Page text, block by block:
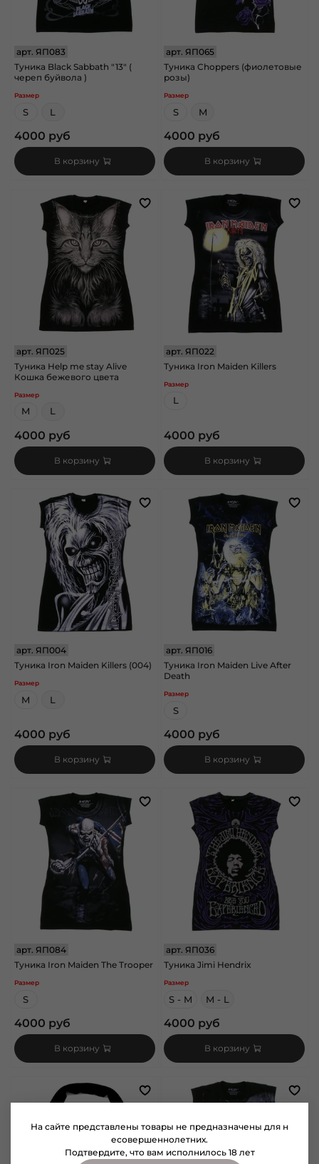
арт. ЯП083
Туника Black Sabbath "13" (
череп буйвола )
Размер
S L
4000 руб
В корзину
арт.ЯП065
Туника Choppers (фиолетовые
розы)
Размер
S M
4000 руб
В корзину
арт. ЯП025
Туника Help me stay Alive
Кошка бежевого цвета
Размер
M L
4000 руб
В корзину
арт.ЯП022
Туника Iron Maiden Killers
Размер
L
4000 руб
В корзину
арт. ЯП004
Туника Iron Maiden Killers (004)
Размер
M L
4000 руб
В корзину
арт.ЯП016
Туника Iron Maiden Live After
Death
Размер
S
4000 руб
В корзину
арт. ЯП084
Туника Iron Maiden The Trooper
Размер
S
4000 руб
В корзину
арт.ЯП036
Туника Jimi Hendrix
Размер
S - M M - L
4000 руб
В корзину
На сайте представлены товары не предназначены для н
есовершеннолетних.
Подтвердите, что вам исполнилось 18 лет